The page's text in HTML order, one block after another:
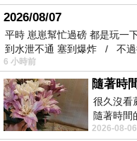
2026/08/07
平時 崽崽幫忙過磅 都是玩一
到水泄不通 塞到爆炸 / 不過
6 小時前
隨著時
很久沒看
隨著時間
接近的不
2026-08-06